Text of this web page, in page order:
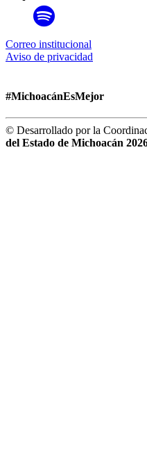
Correo institucional
Aviso de privacidad
#MichoacánEsMejor
© Desarrollado por la
del Estado de Michoacán